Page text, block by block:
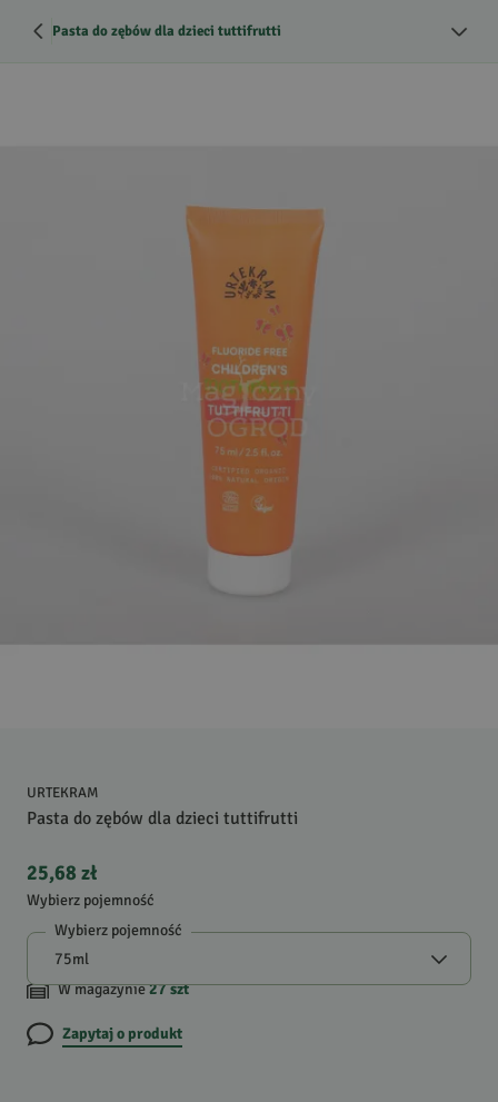
Pasta do zębów dla dzieci tuttifrutti
URTEKRAM
Pasta do zębów dla dzieci tuttifrutti
25,68 zł
Wybierz pojemność
Wybierz pojemność
W magazynie27szt
Zapytaj o produkt